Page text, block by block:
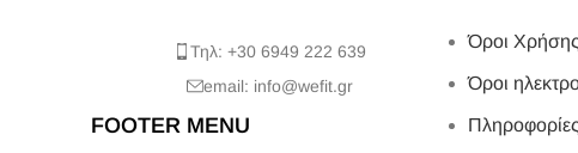
Τηλ: +30 6949 222 639
email: info@wefit.gr
FOOTER MENU
Όροι
Όροι